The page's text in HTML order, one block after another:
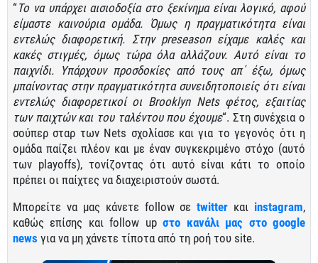
“Το να υπάρχει αισιοδοξία στο ξεκίνημα είναι λογικό, αφού
είμαστε καινούρια ομάδα. Όμως η πραγματικότητα είναι
εντελώς διαφορετική. Στην preseason είχαμε καλές και
κακές στιγμές, όμως τώρα όλα αλλάζουν. Αυτό είναι το
παιχνίδι. Υπάρχουν προσδοκίες από τους απ΄ έξω, όμως
μπαίνοντας στην πραγματικότητα συνειδητοποιείς ότι είναι
εντελώς διαφορετικοί οι Brooklyn Nets φέτος, εξαιτίας
των παιχτών και του ταλέντου που έχουμε“. Στη συνέχεια ο
σούπερ σταρ των Nets σχολίασε και για το γεγονός ότι η
ομάδα παίζει πλέον και με έναν συγκεκριμένο στόχο (αυτό
των playoffs), τονίζοντας ότι αυτό είναι κάτι το οποίο
πρέπει οι παίχτες να διαχειριστούν σωστά.
Μπορείτε να μας κάνετε follow σεtwitter και instagram,
καθώς επίσης και follow upστο κανάλι μας στο google
news για να μη χάνετε τίποτα από τη ροή του site.